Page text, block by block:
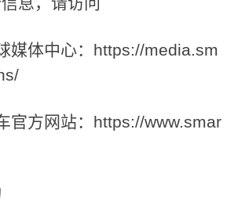
媒体中心：https://media.sm
官方网站：https://www.smar